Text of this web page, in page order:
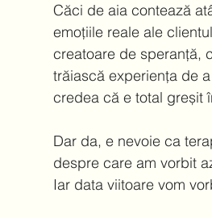
Căci de aia contează
emoțiile reale ale
creatoare de speranță,
trăiască experiența de
credea că e total greșit
Dar da, e nevoie ca
despre care am vorbit
Iar data viitoare vom